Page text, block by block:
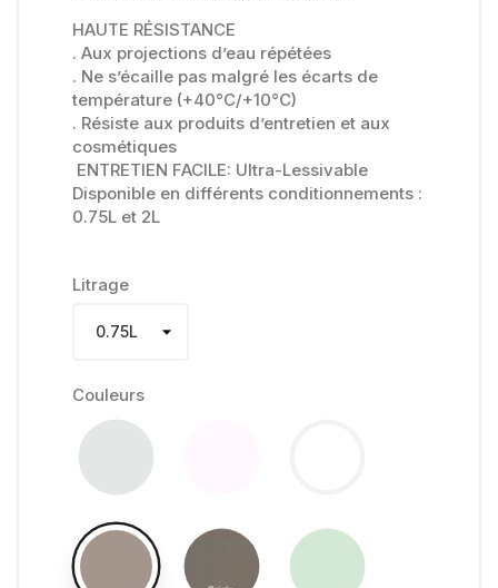
HAUTE RÉSISTANCE
. Aux projections d’eau répétées
. Ne s’écaille pas malgré les écarts de
température (+40°C/+10°C)
. Résiste aux produits d’entretien et aux
cosmétiques
ENTRETIEN FACILE: Ultra-Lessivable
Disponible en différents conditionnements :
0.75L et 2L
Litrage
Couleurs